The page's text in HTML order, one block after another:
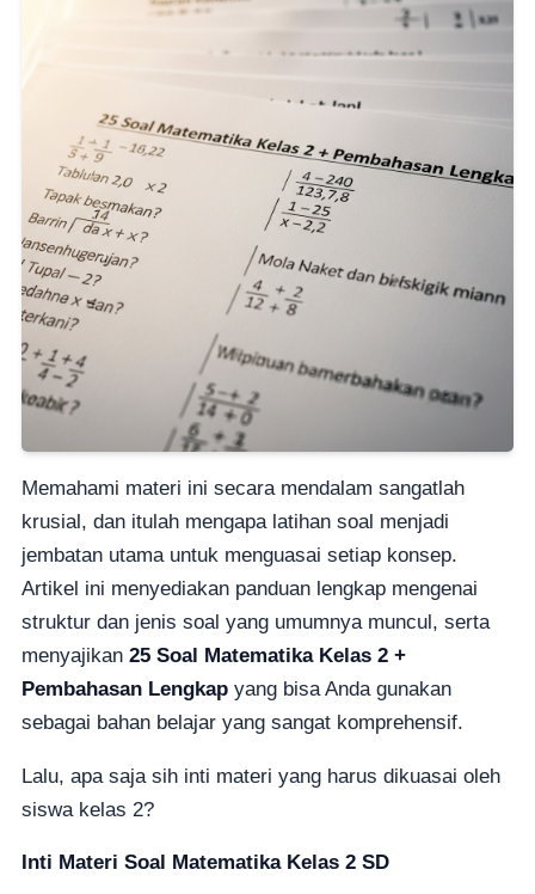
Memahami materi ini secara mendalam sangatlah
krusial, dan itulah mengapa latihan soal menjadi
jembatan utama untuk menguasai setiap konsep.
Artikel ini menyediakan panduan lengkap mengenai
struktur dan jenis soal yang umumnya muncul, serta
menyajikan 25 Soal Matematika Kelas 2 +
Pembahasan Lengkap yang bisa Anda gunakan
sebagai bahan belajar yang sangat komprehensif.
Lalu, apa saja sih inti materi yang harus dikuasai oleh
siswa kelas 2?
Inti Materi Soal Matematika Kelas 2 SD